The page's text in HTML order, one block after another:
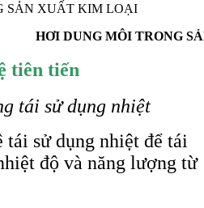
TRONG SẢN
tiên tiến
tái sử dụng nhiệt
tái sử dụng nhiệt để tái
độ và năng lượng từ